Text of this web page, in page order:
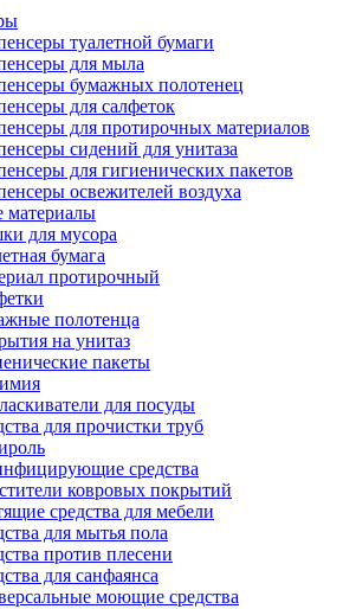
туалетной бумаги
для мыла
бумажных полотенец
для салфеток
для протирочных материалов
сидений для унитаза
для гигиенических пакетов
освежителей воздуха
материалы
для мусора
бумага
протирочный
полотенца
на унитаз
пакеты
для посуды
для прочистки труб
средства
ковровых покрытий
средства для мебели
для мытья пола
против плесени
для санфаянса
моющие средства